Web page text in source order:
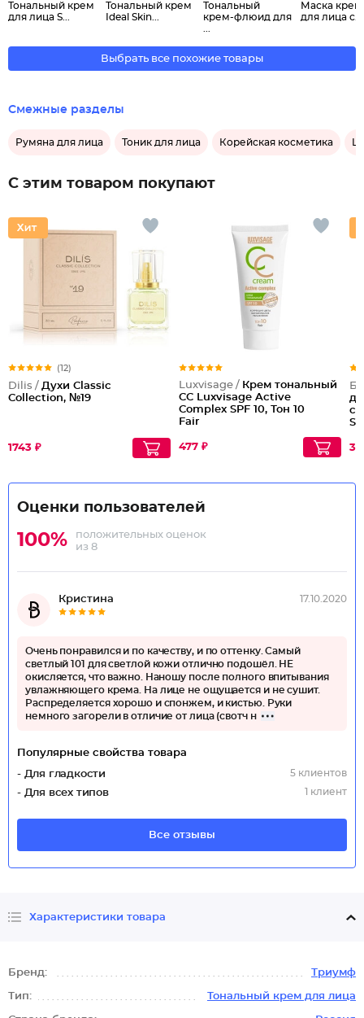
Тональный крем
для лица S...
Тональный крем
Ideal Skin...
Тональный
крем-флюид для
Маска
для лица с...
Выбрать все похожие товары
Смежные разделы
Румяна для лица Тоник для лица Корейская косметика
С этим товаром покупают
(12)
Dilis / Духи Classic
Collection, №19
1743 ₽
Luxvisage / Крем тональный
CC Luxvisage Active
Complex SPF 10, Тон 10
Fair
477 ₽
Оценки пользователей
100%
положительных оценок
из 8
Кристина 17.10.2020
Очень понравился и по качеству, и по оттенку. Самый
светлый 101 для светлой кожи отлично подошёл. НЕ
окисляется, что важно. Наношу после полного впитывания
увлажняющего крема. На лице не ощущается и не сушит.
Распределяется хорошо и спонжем, и кистью. Руки
немного загорели в отличие от лица (свотч н
Популярные свойства товара
- Для гладкости
5 клиентов
- Для всех типов 1 клиент
Все отзывы
Характеристики товара
Бренд: Триумф
Тип: Тональный крем для лица